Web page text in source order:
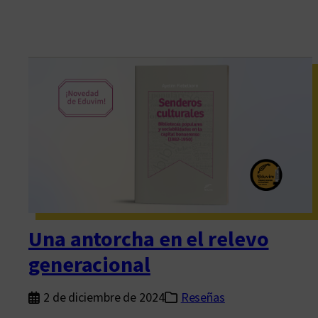
Una antorcha en el relevo
generacional
2 de diciembre de 2024 Reseñas